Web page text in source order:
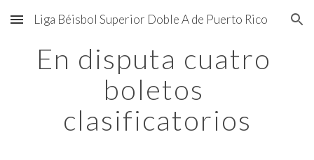
Skip to main content Skip to navigation
Liga Béisbol Superior Doble A de Puerto Rico
En disputa cuatro
boletos
clasificatorios